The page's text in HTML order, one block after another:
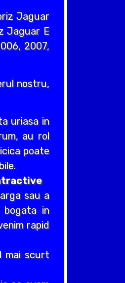
Jaguar
Jaguar E
2007,
nostru,
uriasa in
au rol
poate
sau a
bogata in
rapid
mai scurt